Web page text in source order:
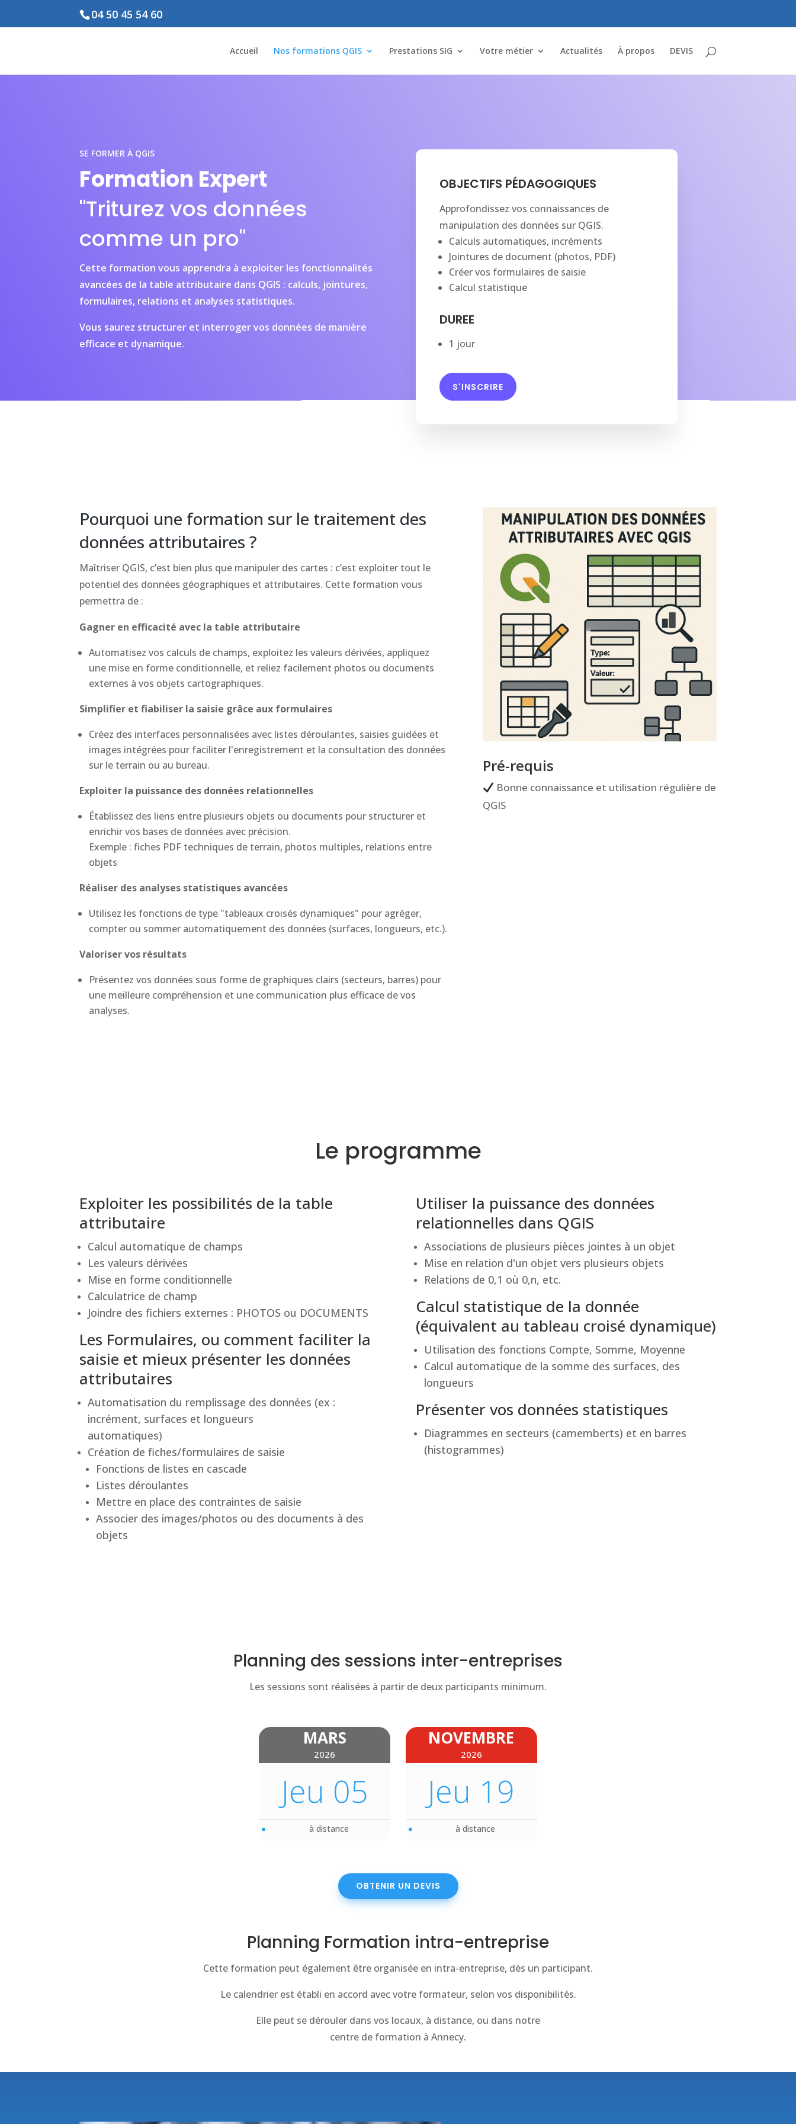
04 50 45 54 60
Accueil Nos formations QGIS Prestations SIG Votre métier Actualités À propos DEVIS
SE FORMER À QGIS
Formation Expert
"Triturez vos données
comme un pro"
Cette formation vous apprendra à exploiter les fonctionnalités
avancées de la table attributaire dans QGIS : calculs, jointures,
formulaires, relations et analyses statistiques.
Vous saurez structurer et interroger vos données de manière
efficace et dynamique.
OBJECTIFS PÉDAGOGIQUES
Approfondissez vos connaissances de
manipulation des données sur QGIS.
Calculs automatiques, incréments
Jointures de document (photos, PDF)
Créer vos formulaires de saisie
Calcul statistique
DUREE
1 jour
S'INSCRIRE
Pourquoi une formation sur le traitement des
données attributaires ?
Maîtriser QGIS, c’est bien plus que manipuler des cartes : c’est exploiter tout le
potentiel des données géographiques et attributaires. Cette formation vous
permettra de :
Gagner en efficacité avec la table attributaire
Automatisez vos calculs de champs, exploitez les valeurs dérivées, appliquez
une mise en forme conditionnelle, et reliez facilement photos ou documents
externes à vos objets cartographiques.
Simplifier et fiabiliser la saisie grâce aux formulaires
Créez des interfaces personnalisées avec listes déroulantes, saisies guidées et
images intégrées pour faciliter l'enregistrement et la consultation des données
sur le terrain ou au bureau.
Exploiter la puissance des données relationnelles
Établissez des liens entre plusieurs objets ou documents pour structurer et
enrichir vos bases de données avec précision.
Exemple : fiches PDF techniques de terrain, photos multiples, relations entre
objets
Réaliser des analyses statistiques avancées
Utilisez les fonctions de type "tableaux croisés dynamiques" pour agréger,
compter ou sommer automatiquement des données (surfaces, longueurs, etc.).
Valoriser vos résultats
Présentez vos données sous forme de graphiques clairs (secteurs, barres) pour
une meilleure compréhension et une communication plus efficace de vos
analyses.
Pré-requis
Bonne connaissance et utilisation régulière de
QGIS
Le programme
Exploiter les possibilités de la table
attributaire
Calcul automatique de champs
Les valeurs dérivées
Mise en forme conditionnelle
Calculatrice de champ
Joindre des fichiers externes : PHOTOS ou DOCUMENTS
Les Formulaires, ou comment faciliter la
saisie et mieux présenter les données
attributaires
Automatisation du remplissage des données (ex :
incrément, surfaces et longueurs
automatiques)
Création de fiches/formulaires de saisie
Fonctions de listes en cascade
Listes déroulantes
Mettre en place des contraintes de saisie
Associer des images/photos ou des documents à des
objets
Utiliser la puissance des données
relationnelles dans QGIS
Associations de plusieurs pièces jointes à un objet
Mise en relation d'un objet vers plusieurs objets
Relations de 0,1 où 0,n, etc.
Calcul statistique de la donnée
(équivalent au tableau croisé dynamique)
Utilisation des fonctions Compte, Somme, Moyenne
Calcul automatique de la somme des surfaces, des
longueurs
Présenter vos données statistiques
Diagrammes en secteurs (camemberts) et en barres
(histogrammes)
Planning des sessions inter-entreprises
Les sessions sont réalisées à partir de deux participants minimum.
MARS
2026
Jeu 05
à distance
NOVEMBRE
2026
Jeu 19
à distance
OBTENIR UN DEVIS
Planning Formation intra-entreprise
Cette formation peut également être organisée en intra-entreprise, dès un participant.
Le calendrier est établi en accord avec votre formateur, selon vos disponibilités.
Elle peut se dérouler dans vos locaux, à distance, ou dans notre
centre de formation à Annecy.